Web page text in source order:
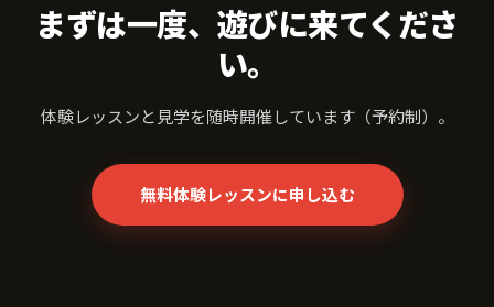
まずは一度、遊びに来てくださ
い。
体験レッスンと見学を随時開催しています（予約制）。
無料体験レッスンに申し込む